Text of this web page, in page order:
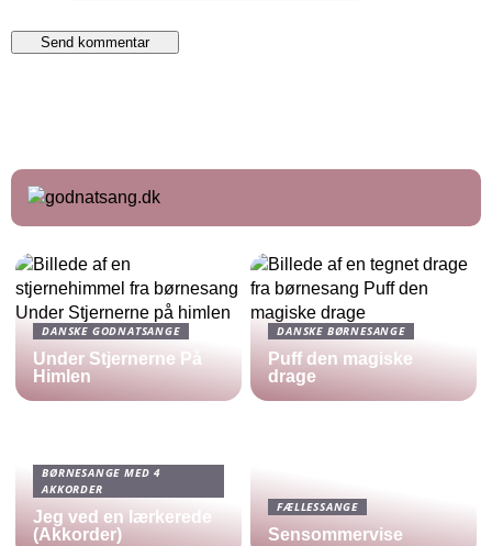
DANSKE GODNATSANGE
Under Stjernerne På
Himlen
DANSKE BØRNESANGE
Puff den magiske
drage
BØRNESANGE MED 4
AKKORDER
Jeg ved en lærkerede
(Akkorder)
FÆLLESSANGE
Sensommervise